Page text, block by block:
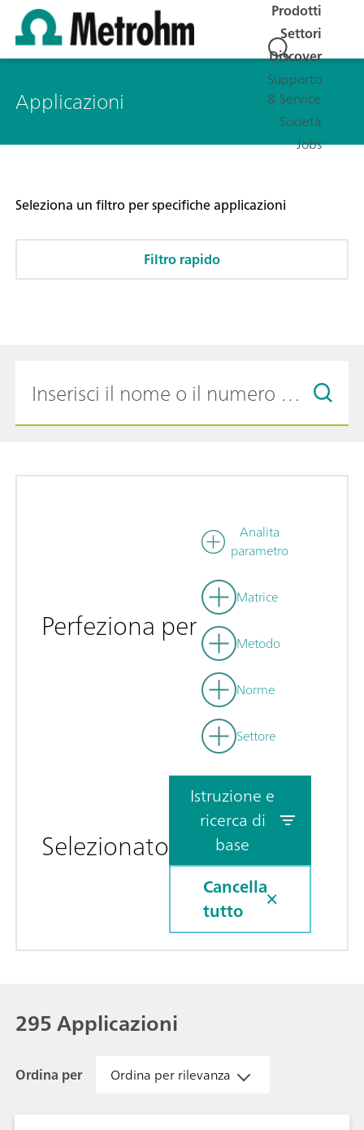
Prodotti
Settori
Discover
Supporto
& Service
Società
Jobs
Applicazioni
Seleziona un filtro per specifiche applicazioni
Filtro rapido
Perfeziona per
Analita
parametro
Matrice
Metodo
Norme
Settore
Selezionato
Istruzione e
ricerca di
base
Cancella
tutto
295 Applicazioni
Ordina per Ordina per rilevanza